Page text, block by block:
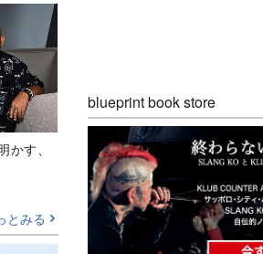
す、
とみる
blueprint book store